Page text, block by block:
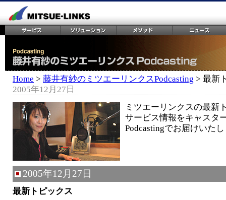
Home > 藤井有紗のミツエーリンクスPodcasting > 最新
2005年12月27日
ミツエーリンクスの最新
サービス情報をキャスタ
Podcastingでお届けいた
2005年12月27日
最新トピックス